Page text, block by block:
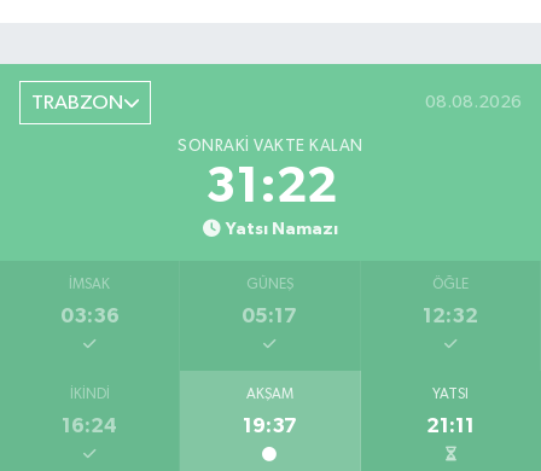
TRABZON 08.08.2026
SONRAKI VAKTE KALAN
31:21
Yatsı Namazı
İMSAK
03:36
GÜNEŞ
05:17
ÖĞLE
12:32
İKINDI
16:24
AKŞAM
19:37
YATSI
21:11